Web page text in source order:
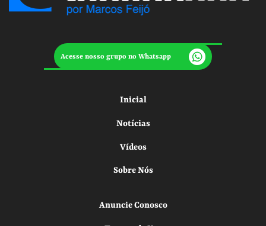
Acesse nosso grupo no Whatsapp
Inicial
Notícias
Vídeos
Sobre Nós
Anuncie Conosco